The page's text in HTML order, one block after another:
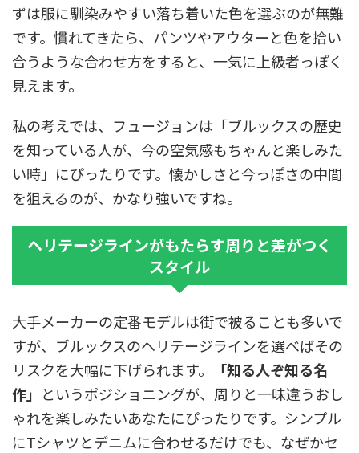
ずは服に馴染みやすい落ち着いた色を選ぶのが無難
です。慣れてきたら、パンツやアウターと色を拾い
合うような合わせ方をすると、一気に上級者っぽく
見えます。
私の考えでは、フュージョンは「ブルックスの歴史
を知っている人が、今の空気感もちゃんと楽しみた
い時」にぴったりです。懐かしさと今っぽさの中間
を狙えるのが、かなり強いですね。
ヘリテージラインがもたらす周りと差がつく
スタイル
大手メーカーの定番モデルは街で被ることも多いで
すが、ブルックスのヘリテージラインを選べばその
リスクを大幅に下げられます。
「知る人ぞ知る名
作」 というポジショニングが、周りと一味違うおし
ゃれを楽しみたいあなたにぴったりです。シンプル
にTシャツとデニムに合わせるだけでも、なぜかセ